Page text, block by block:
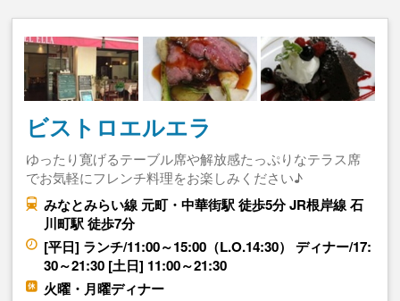
ビストロエルエラ
ゆったり寛げるテーブル席や解放感たっぷりなテラス席
でお気軽にフレンチ料理をお楽しみください♪
みなとみらい線 元町・中華街駅 徒歩5分 JR根岸線 石
川町駅 徒歩7分
[平日] ランチ/11:00～15:00（L.O.14:30） ディナー/17:
30～21:30 [土日] 11:00～21:30
火曜・月曜ディナー